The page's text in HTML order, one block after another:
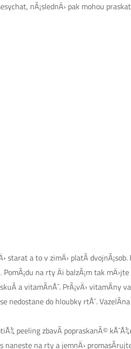
nÃ¡slednÄ› pak mohou
starat a to v zimÄ› platÃ­ dvojnÃ¡sob.
na rty Äi balzÃ¡m tak mÄ›jte
a vitamÃ­nÅ¯. PrÃ¡vÄ› vitamÃ­ny
nedostane do hloubky rtÅ¯.
peeling zbavÃ­ popraskanÃ©
na rty a jemnÄ›